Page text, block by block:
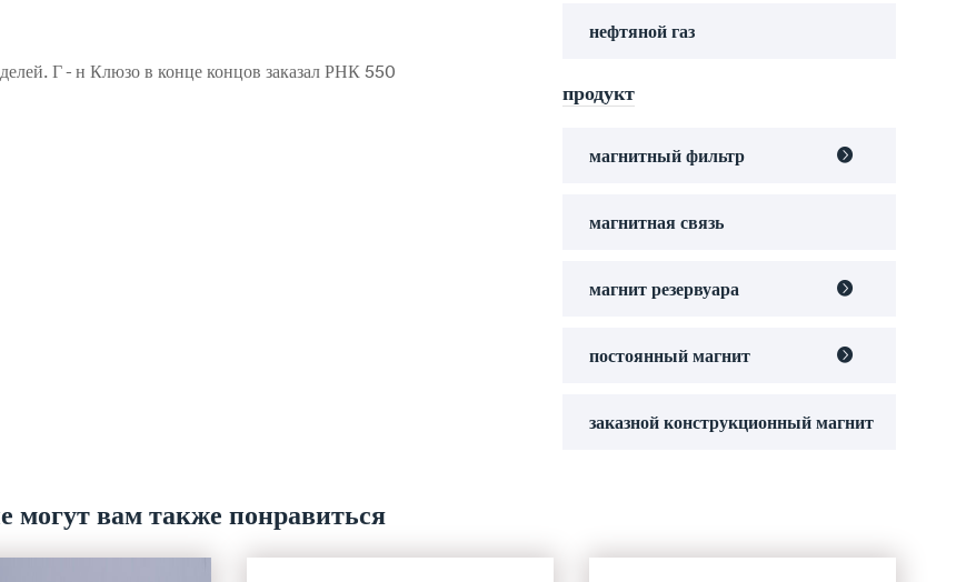
Г - н Клюзо в конце концов заказал РНК 550
нефтяной газ
продукт
магнитный фильтр 
магнитная связь
магнит резервуара 
постоянный магнит 
заказной конструкционный магнит
могут вам также понравиться